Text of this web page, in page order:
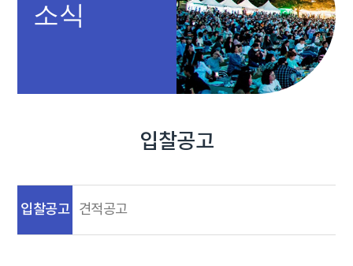
소식
입찰공고
입찰공고 견적공고